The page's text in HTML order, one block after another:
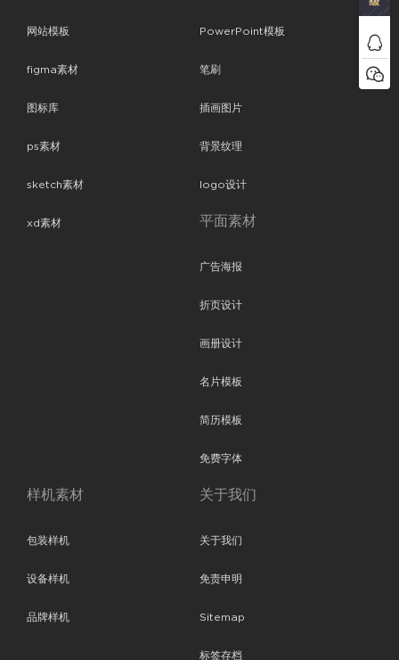
网站模板
figma素材
图标库
ps素材
sketch素材
xd素材
PowerPoint模板
笔刷
插画图片
背景纹理
logo设计
平面素材
广告海报
折页设计
画册设计
名片模板
简历模板
免费字体
样机素材
包装样机
设备样机
品牌样机
关于我们
关于我们
免责申明
Sitemap
标签存档